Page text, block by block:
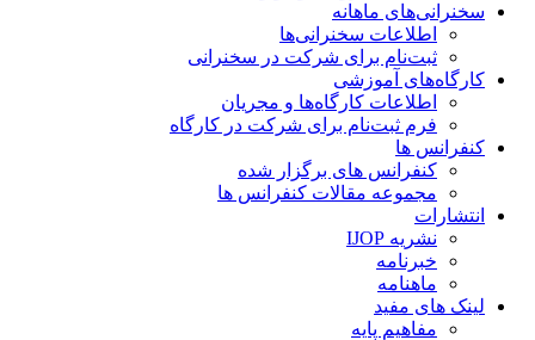
سخنرانی‌های ماهانه
اطلاعات سخنرانی‌‌ها
ثبت‌نام برای شرکت در سخنرانی
کارگاه‌های آموزشی
اطلاعات کارگاه‌ها و مجریان
فرم ثبت‌نام برای شرکت در کارگاه
کنفرانس ها
کنفرانس های برگزار شده
مجموعه مقالات کنفرانس ها
انتشارات
نشریه IJOP
خبرنامه
ماهنامه
لینک های مفید
مفاهیم پایه